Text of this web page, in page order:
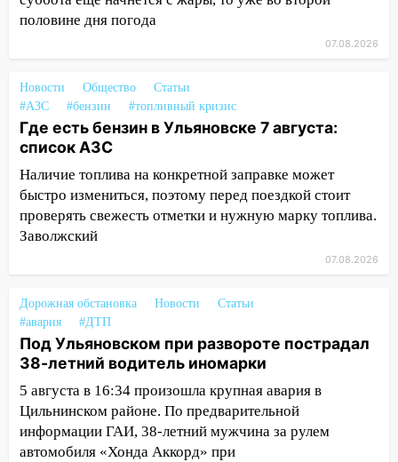
11:50 Заснул рядом с ребёнком и
случайно задушил его: суд вынес
11:38
В Ленинском районе пожар
полностью уничтожил дачный дом и
сарай
11:38
В Госдуме предложили отменить
ЕГЭ с 2027 года
11:25 В Ульяновске ИИ будет выявлять
нарушителей на контейнерных
Валерия Клейменова выиграла два
золота в составе сборной мира
11:16 В Ульяновске открыли памятную
доску декабристу Кондратию Рылееву
10:40 В Ульяновске спасатели ночью
нашли потерявшегося в заброшенных
садах 79-летнего мужчину
половине дня погода
07.08.2026
Новости Общество
Статьи
#АЗС
#бензин #топливный кризис
Где есть бензин в Ульяновске 7 августа:
список АЗС
Наличие топлива на конкретной заправке может
быстро измениться, поэтому перед поездкой стоит
проверять свежесть отметки и нужную марку топлива.
Заволжский
07.08.2026
Дорожная обстановка Новости
Статьи
#авария
#ДТП
Под Ульяновском при развороте пострадал
38-летний водитель иномарки
5 августа в 16:34 произошла крупная авария в
Цильнинском районе. По предварительной
информации ГАИ, 38-летний мужчина за рулем
автомобиля «Хонда Аккорд» при